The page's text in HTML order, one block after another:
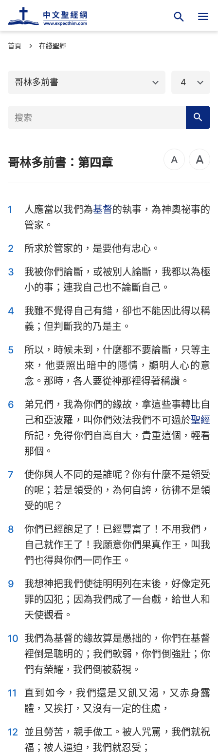
首頁 在綫聖經
哥林多前書
舊約聖經
馬太福音
使徒行傳
加拉太書
帖撒羅尼迦前書 帖撒羅尼迦後書
提摩太前書
提多書 腓利門書
希伯來書 雅各書
彼得前書 彼得後書
約翰一書 約翰二書
啟示錄
4
哥林多前書：第四章
1 人應當以我們為基督的執事，為神奧祕事的
管家。
2
所求於管家的，是要他有忠心。
3
我被你們論斷，或被別人論斷，我都以為極
小的事；連我自己也不論斷自己。
4
我雖不覺得自己有錯，卻也不能因此得以稱
義；但判斷我的乃是主。
5
所以，時候未到，什麼都不要論斷，只等主
來，他要照出暗中的隱情，顯明人心的意
念。那時，各人要從神那裡得著稱讚。
6
弟兄們，我為你們的緣故，拿這些事轉比自
己和亞波羅，叫你們效法我們不可過於聖經
所記，免得你們自高自大，貴重這個，輕看
那個。
7
使你與人不同的是誰呢？你有什麼不是領受
的呢；若是領受的，為何自誇，彷彿不是領
受的呢？
8
你們已經飽足了！已經豐富了！不用我們，
自己就作王了！我願意你們果真作王，叫我
們也得與你們一同作王。
9
我想神把我們使徒明明列在末後，好像定死
罪的囚犯；因為我們成了一台戲，給世人和
天使觀看。
10 我們為基督的緣故算是愚拙的，你們在基督
裡倒是聰明的；我們軟弱，你們倒強壯；你
們有榮耀，我們倒被藐視。
11
直到如今，我們還是又飢又渴，又赤身露
體，又挨打，又沒有一定的住處，
12
並且勞苦，親手做工。被人咒罵，我們就祝
福；被人逼迫，我們就忍受；